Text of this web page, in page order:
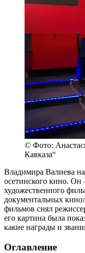
© Фото:
Кавказа“
Владимира Валиева
осетинского кино. Он
художественного
документальных
фильмов снял
его картина была
какие награды и
Оглавление